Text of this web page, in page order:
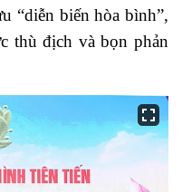
“diễn biến hòa bình”,
thù địch và bọn phản